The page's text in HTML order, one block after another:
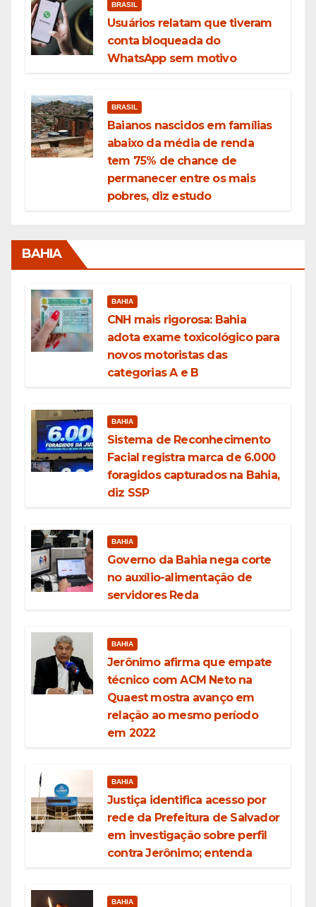
BRASIL
Usuários relatam que tiveram
conta bloqueada do
WhatsApp sem motivo
BRASIL
Baianos nascidos em famílias
abaixo da média de renda
tem 75% de chance de
permanecer entre os mais
pobres, diz estudo
BAHIA
BAHIA
CNH mais rigorosa: Bahia
adota exame toxicológico para
novos motoristas das
categorias A e B
BAHIA
Sistema de Reconhecimento
Facial registra marca de 6.000
foragidos capturados na Bahia,
diz SSP
BAHIA
Governo da Bahia nega corte
no auxílio-alimentação de
servidores Reda
BAHIA
Jerônimo afirma que empate
técnico com ACM Neto na
Quaest mostra avanço em
relação ao mesmo período
em 2022
BAHIA
Justiça identifica acesso por
rede da Prefeitura de Salvador
em investigação sobre perfil
contra Jerônimo; entenda
BAHIA